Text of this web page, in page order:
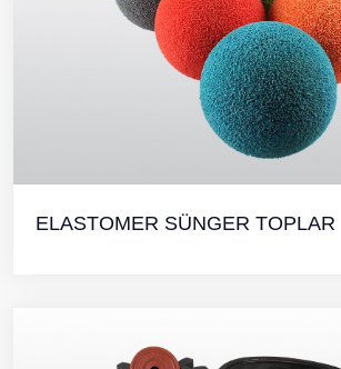
ELASTOMER SÜNGER TOPLAR